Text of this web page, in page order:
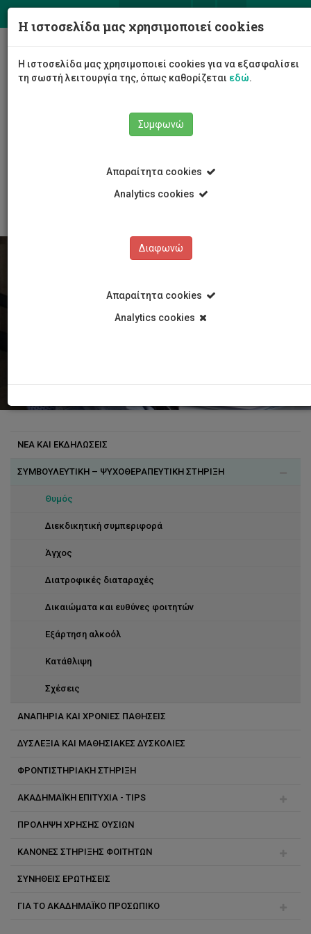
Συμβουλευτική και Ανάπτυξη Φοιτητών/τριών
Συμβουλευτική – Ψυχοθεραπευτική Στήριξη
ΝΕΑ ΚΑΙ ΕΚΔΗΛΩΣΕΙΣ
ΣΥΜΒΟΥΛΕΥΤΙΚΗ – ΨΥΧΟΘΕΡΑΠΕΥΤΙΚΗ ΣΤΗΡΙΞΗ
Θυμός
Διεκδικητική συμπεριφορά
Άγχος
Διατροφικές διαταραχές
Δικαιώματα και ευθύνες φοιτητών
Εξάρτηση αλκοόλ
Κατάθλιψη
Σχέσεις
ΑΝΑΠΗΡΙΑ ΚΑΙ ΧΡΟΝΙΕΣ ΠΑΘΗΣΕΙΣ
ΔΥΣΛΕΞΙΑ ΚΑΙ ΜΑΘΗΣΙΑΚΕΣ ΔΥΣΚΟΛΙΕΣ
ΦΡΟΝΤΙΣΤΗΡΙΑΚΗ ΣΤΗΡΙΞΗ
ΑΚΑΔΗΜΑΪΚΗ ΕΠΙΤΥΧΙΑ - TIPS
Αναβλητικότητα
Διαχείριση χρόνου
Ικανότητες μελέτης
Κέρδισε τις εξετάσεις
ΠΡΟΛΗΨΗ ΧΡΗΣΗΣ ΟΥΣΙΩΝ
ΚΑΝΟΝΕΣ ΣΤΗΡΙΞΗΣ ΦΟΙΤΗΤΩΝ
Ακαδημαϊκός στήριξης
Διαχείριση κονδυλίου για στήριξη φοιτητών
ΣΥΝΗΘΕΙΣ ΕΡΩΤΗΣΕΙΣ
ΓΙΑ ΤΟ ΑΚΑΔΗΜΑΪΚΟ ΠΡΟΣΩΠΙΚΟ
Η ιστοσελίδα μας χρησιμοποιεί cookies
Η ιστοσελίδα μας χρησιμοποιεί cookies για να εξασφαλίσει
τη σωστή λειτουργία της, όπως καθορίζεται εδώ.
Συμφωνώ
Απαραίτητα cookies
Analytics cookies
Διαφωνώ
Απαραίτητα cookies
Analytics cookies